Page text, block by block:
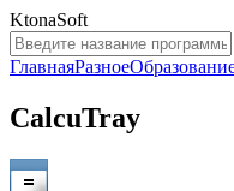
KtonaSoft
ГлавнаяРазное
CalcuTray